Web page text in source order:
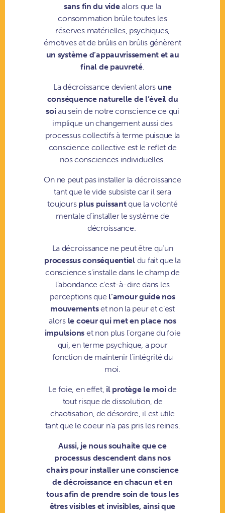
sans fin du videalors que la
consommation brûle toutes les
réserves matérielles, psychiques,
émotives et de brûlis en brûlis génèrent
un système d’appauvrissement et au
final de pauvreté.
La décroissance devient alors une
conséquence naturelle de l’éveil du
soiau sein de notre conscience ce qui
implique un changement aussi des
processus collectifs à terme puisque la
conscience collective est le reflet de
nos consciences individuelles.
On ne peut pas installer la décroissance
tant que le vide subsiste car il sera
toujours plus puissantque la volonté
mentale d’installer le système de
décroissance.
La décroissance ne peut être qu’un
processus conséquentieldu fait que la
conscience s’installe dans le champ de
l’abondance c’est-à-dire dans les
perceptions que l’amour guide nos
mouvementset non la peur et c’est
alors le coeur qui met en place nos
impulsions et non plus l’organe du foie
qui, en terme psychique, a pour
fonction de maintenir l’intégrité du
moi.
Le foie, en effet, il protège le moide
tout risque de dissolution, de
chaotisation, de désordre, il est utile
tant que le coeur n’a pas pris les reines.
Aussi, je nous souhaite que ce
processus descendent dans nos
chairs pour installer une conscience
de décroissance en chacun et en
tous afin de prendre soin de tous les
êtres visibles et invisibles, ainsi que